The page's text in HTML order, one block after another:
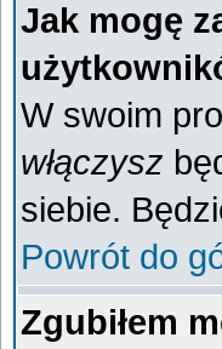
Jak mogę
W swoim
włączysz
siebie.
Powrót do
Zgubiłem